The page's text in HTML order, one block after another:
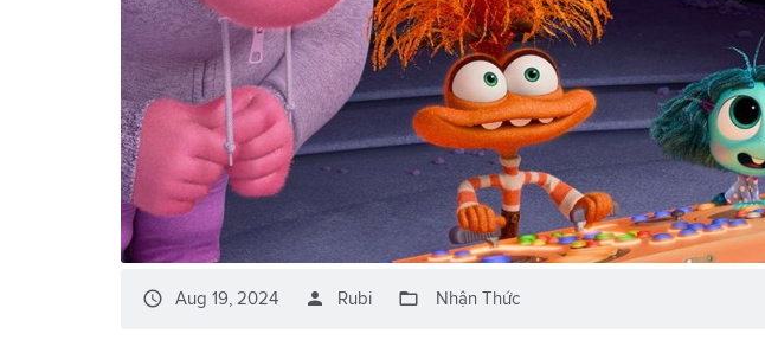
access_time Aug 19, 2024 person Rubi folder_open Nhận Thức